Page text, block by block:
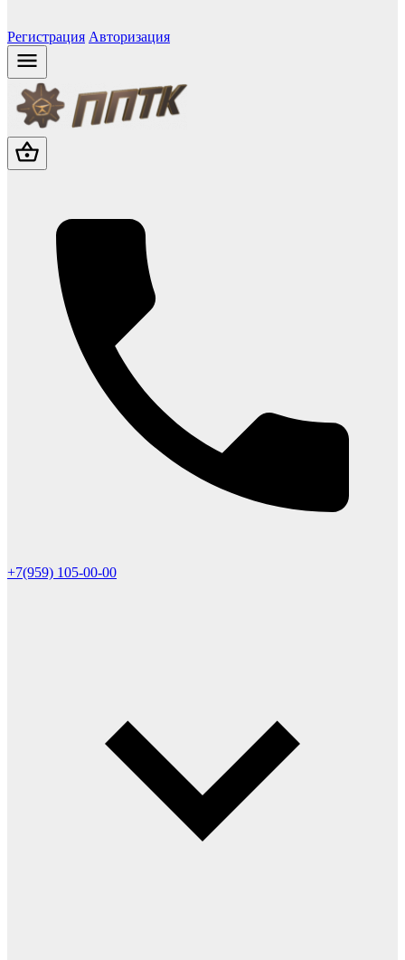
Регистрация Авторизация
+7(959) 105-00-00